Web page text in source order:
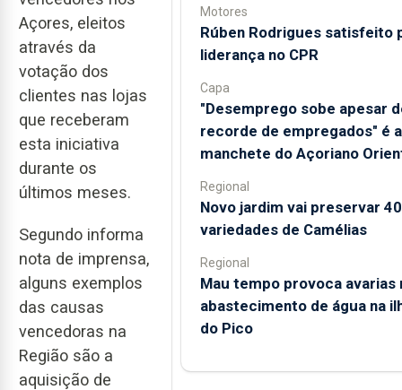
Açores, eleitos
através da
votação dos
clientes nas lojas
que receberam
esta iniciativa
durante os
últimos meses.
Segundo informa
nota de imprensa,
alguns exemplos
das causas
vencedoras na
Região são a
aquisição de
Motores
Rúben Rodrigues satisfeito
liderança no CPR
Capa
"Desemprego sobe apesar
recorde de empregados" é a
manchete do Açoriano
Regional
Novo jardim vai preservar
variedades de Camélias
Regional
Mau tempo provoca avarias
abastecimento de água na
do Pico